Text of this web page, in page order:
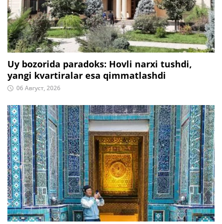
Uy bozorida paradoks: Hovli narxi tushdi,
yangi kvartiralar esa qimmatlashdi
06 Август, 2026